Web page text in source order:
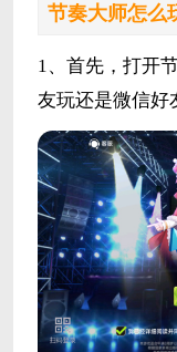
节奏大师怎么
1、首先，打开
友玩还是微信好